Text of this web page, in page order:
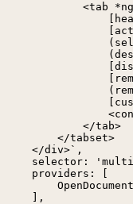
<tab
            </tab>
        </tabset>
    </div>`,
selector:
    providers: [
    ],